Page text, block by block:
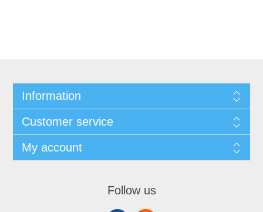
Information
Customer service
My account
Follow us